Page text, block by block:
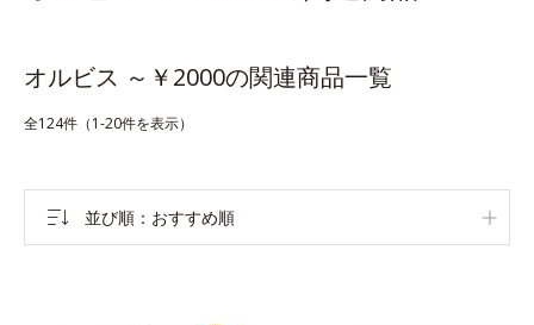
オルビス ～￥2000の関連商品一覧
全124件（1-20件を表示）
並び順 おすすめ順